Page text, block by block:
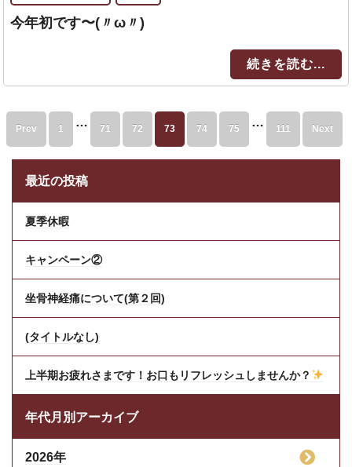
今年初です〜(〃ω〃)
続きを読む...
Prev 1 … 71 72 73 74 75 … 111 Next
最近の投稿
夏季休暇
キャンペーン②
坐骨神経痛について(第２回)
(タイトルなし)
上半期お疲れさまです！お口もリフレッシュしませんか？
年代月別アーカイブ
2026年